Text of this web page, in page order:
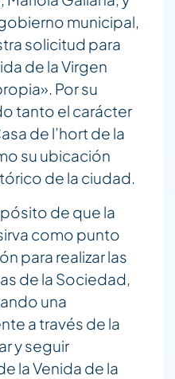
municipal,
solicitud para
de la Virgen
Por su
tanto el carácter
de l’hort de la
su ubicación
de la ciudad.
de que la
como punto
para realizar las
de la Sociedad,
una
a través de la
y seguir
la Venida de la